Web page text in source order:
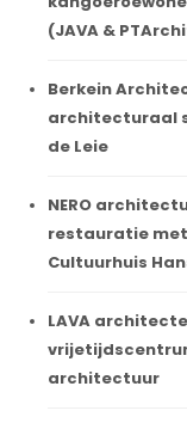
(JAVA &
Berkein
architecturaal
de Leie
NERO
restauratie
Cultuurhuis
LAVA
architectuur